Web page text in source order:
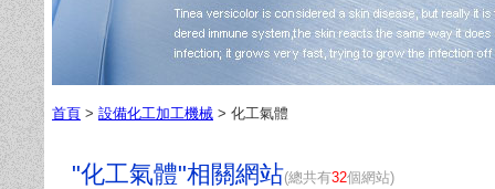
首頁 > 設備化工加工機械 > 化工氣體
"化工氣體"相關網站(總共有32個網站)